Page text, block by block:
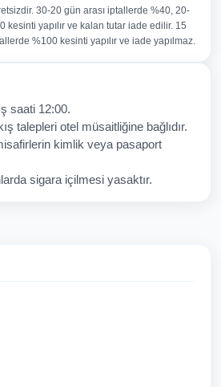
İptal Gönder
30-20 gün arası iptallerde %40, 20-
kesinti yapılır ve kalan tutar iade edilir. 15
%100 kesinti yapılır ve iade yapılmaz.
saati 12:00.
talepleri otel müsaitliğine bağlıdır.
kimlik veya pasaport
sigara içilmesi yasaktır.